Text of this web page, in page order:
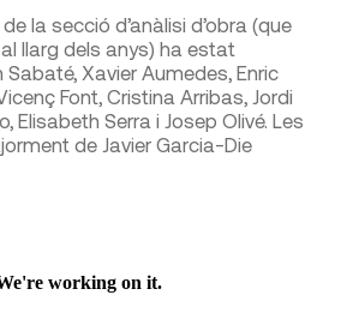
la secció d’anàlisi d’obra (que
llarg dels anys) ha estat
Xavier Aumedes, Enric
Font, Cristina Arribas, Jordi
Elisabeth Serra i Josep Olivé. Les
de Javier Garcia-Die